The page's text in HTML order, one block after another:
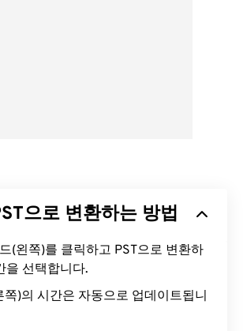
으로 변환하는 방법
(왼쪽)를 클릭하고 PST으로 변환하
을 선택합니다.
쪽)의 시간은 자동으로 업데이트됩니